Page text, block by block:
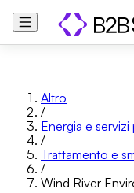
Altro
/
Energia e servizi
/
Trattamento e
/
Wind River